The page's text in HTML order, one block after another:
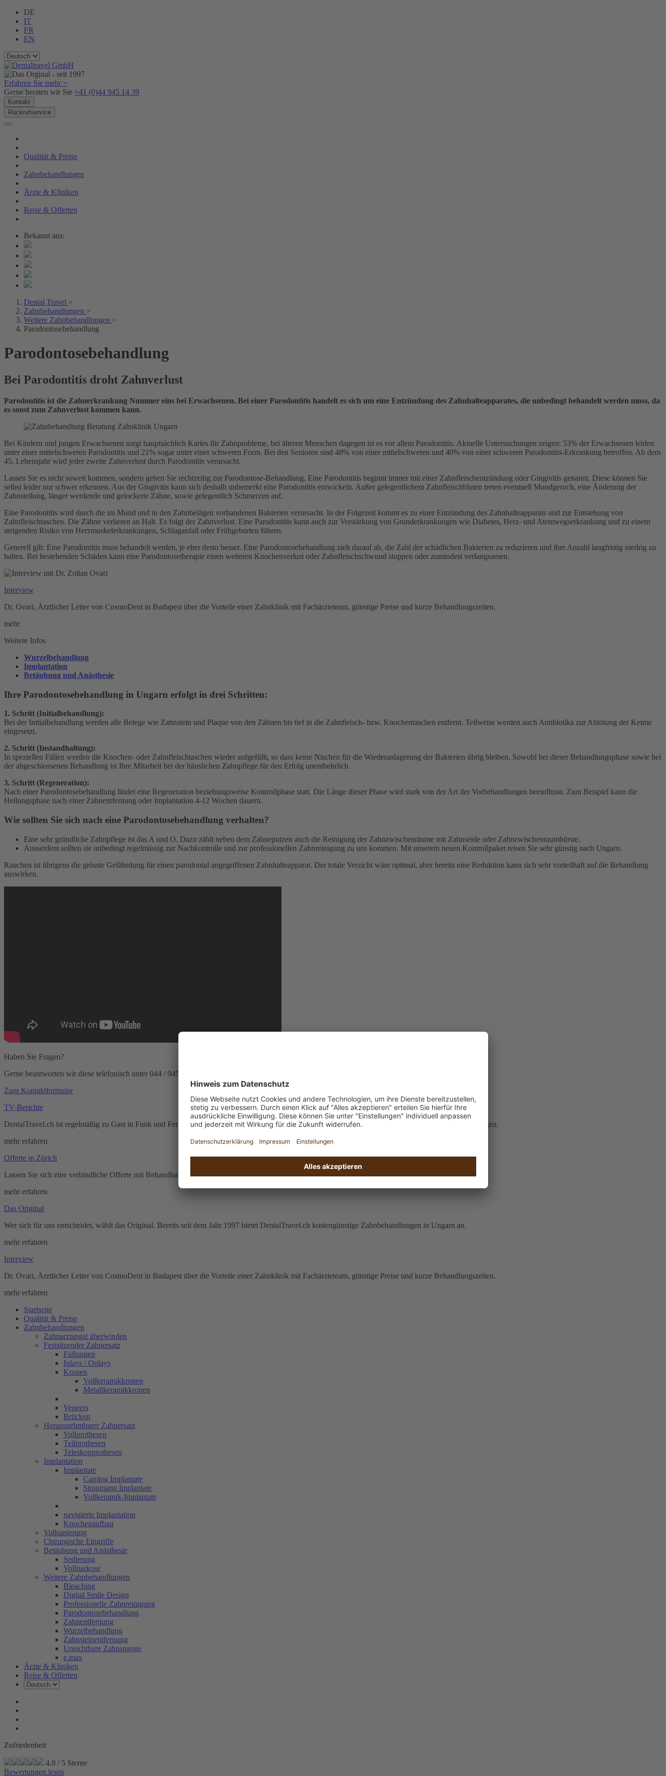
DE
IT
FR
EN
Erfahren Sie mehr >
Gerne beraten wir Sie +41 (0)44 945 14 39
Kontakt
Rückrufservice
Qualität & Preise
Zahnbehandlungen
Ärzte & Kliniken
Reise & Offerten
Bekannt aus:
Dental Travel >
Zahnbehandlungen >
Weitere Zahnbehandlungen >
Parodontosebehandlung
Parodontosebehandlung
Bei Parodontitis droht Zahnverlust
Parodontitis ist die Zahnerkrankung Nummer eins bei Erwachsenen. Bei einer Parodontitis handelt es sich um eine Entzündung des Zahnhalteapparates, die unbedingt behandelt werden muss, da
es sonst zum Zahnverlust kommen kann.
Bei Kindern und jungen Erwachsenen sorgt hauptsächlich Karies für Zahnprobleme, bei älteren Menschen dagegen ist es vor allem Parodontitis. Aktuelle Untersuchungen zeigen: 53% der Erwachsenen leiden
unter einer mittelschweren Parodontitis und 21% sogar unter einer schweren Form. Bei den Senioren sind 48% von einer mittelschweren und 40% von einer schweren Parodontitis-Erkrankung betroffen. Ab dem
45. Lebensjahr wird jeder zweite Zahnverlust durch Parodontitis verursacht.
Lassen Sie es nicht soweit kommen, sondern gehen Sie rechtzeitig zur Parodontose-Behandlung. Eine Parodontitis beginnt immer mit einer Zahnfleischentzündung oder Gingivitis genannt. Diese können Sie
selbst leider nur schwer erkennen. Aus der Gingivitis kann sich deshalb unbemerkt eine Parodontitis entwickeln. Außer gelegentlichem Zahnfleischbluten treten eventuell Mundgeruch, eine Änderung der
Zahnstellung, länger werdende und gelockerte Zähne, sowie gelegentlich Schmerzen auf.
Eine Parodontitis wird durch die im Mund und in den Zahnbelägen vorhandenen Bakterien verursacht. In der Folgezeit kommt es zu einer Entzündung des Zahnhalteapparats und zur Entstehung von
Zahnfleischtaschen. Die Zähne verlieren an Halt. Es folgt der Zahnverlust. Eine Parodontitis kann auch zur Verstärkung von Grunderkrankungen wie Diabetes, Herz- und Atemwegserkrankung und zu einem
steigenden Risiko von Herzmuskelerkrankungen, Schlaganfall oder Frühgeburten führen.
Generell gilt: Eine Parodontitis muss behandelt werden, je eher desto besser. Eine Parodontosebehandlung zielt darauf ab, die Zahl der schädlichen Bakterien zu reduzieren und ihre Anzahl langfristig niedrig zu
halten. Bei bestehenden Schäden kann eine Parodontosetherapie einen weiteren Knochenverlust oder Zahnfleischschwund stoppen oder zumindest verlangsamen.
Interview
Dr. Ovari, Ärztlicher Leiter von CosmoDent in Budapest über die Vorteile einer Zahnklinik mit Fachärzteteam, günstige Preise und kurze Behandlungszeiten.
mehr
Weitere Infos
Wurzelbehandlung
Implantation
Betäubung und Anästhesie
Ihre Parodontosebehandlung in Ungarn erfolgt in drei Schritten:
1. Schritt (Initialbehandlung):
Bei der Initialbehandlung werden alle Belege wie Zahnstein und Plaque von den Zähnen bis tief in die Zahnfleisch- bzw. Knochentaschen entfernt. Teilweise werden auch Antibiotika zur Abtötung der Keime
eingesetzt.
2. Schritt (Instandhaltung):
In speziellen Fällen werden die Knochen- oder Zahnfleischtaschen wieder aufgefüllt, so dass keine Nischen für die Wiederanlagerung der Bakterien übrig bleiben. Sowohl bei dieser Behandlungsphase sowie bei
der abgeschlossenen Behandlung ist Ihre Mitarbeit bei der häuslichen Zahnpflege für den Erfolg unentbehrlich.
3. Schritt (Regeneration):
Nach einer Parodontosebehandlung findet eine Regeneration beziehungsweise Kontrollphase statt. Die Länge dieser Phase wird stark von der Art der Vorbehandlungen beeinflusst. Zum Beispiel kann die
Heilungsphase nach einer Zahnentfernung oder Implantation 4-12 Wochen dauern.
Wie sollten Sie sich nach eine Parodontosebehandlung verhalten?
Eine sehr gründliche Zahnpflege ist das A und O. Dazu zählt neben dem Zähneputzen auch die Reinigung der Zahnzwischenräume mit Zahnseide oder Zahnzwischenraumbürste.
Ausserdem sollten sie unbedingt regelmässig zur Nachkontrolle und zur professionellen Zahnreinigung zu uns kommen. Mit unserem neuen Kontrollpaket reisen Sie sehr günstig nach Ungarn.
Rauchen ist übrigens die grösste Gefährdung für einen parodontal angegriffenen Zahnhalteapparat. Der totale Verzicht wäre optimal, aber bereits eine Reduktion kann sich sehr vorteilhaft auf die Behandlung
auswirken.
Haben Sie Fragen?
Gerne beantworten wir diese telefonisch unter 044 / 945 14 39
Zum Kontaktformular
TV-Berichte
DentalTravel.ch ist regelmäßig zu Gast in Funk und Fernsehen. Werfen Sie hier einen Blick in die Medien und hören Sie was unsere Patienten über uns sagen.
mehr erfahren
Offerte in Zürich
Lassen Sie sich eine verbindliche Offerte mit Behandlungsplan in unserem Untersuchungszentrum in Zürich erstellen.
mehr erfahren
Das Original
Wer sich für uns entscheidet, wählt das Original. Bereits seit dem Jahr 1997 bietet DentalTravel.ch kostengünstige Zahnbehandlungen in Ungarn an.
mehr erfahren
Interview
Dr. Ovari, Ärztlicher Leiter von CosmoDent in Budapest über die Vorteile einer Zahnklinik mit Fachärzteteam, günstige Preise und kurze Behandlungszeiten.
mehr erfahren
Startseite
Qualität & Preise
Zahnbehandlungen
Zahnarztangst überwinden
Festsitzender Zahnersatz
Füllungen
Inlays / Onlays
Kronen
Vollkeramikkronen
Metallkeramikkronen
Veneers
Brücken
Herausnehmbarer Zahnersatz
Vollprothesen
Teilprothesen
Teleskopprothesen
Implantation
Implantate
Camlog Implantate
Straumann Implantate
Vollkeramik-Implantate
navigierte Implantation
Knochenaufbau
Vollsanierung
Chirurgische Eingriffe
Betäubung und Anästhesie
Sedierung
Vollnarkose
Weitere Zahnbehandlungen
Bleaching
Digital Smile Design
Professionelle Zahnreinigung
Parodontosebehandlung
Zahnentfernung
Wurzelbehandlung
Zahnsteinentfernung
Unsichtbare Zahnspange
e.max
Ärzte & Kliniken
Reise & Offerten
Zufriedenheit
4.8 / 5 Sterne
Bewertungen lesen